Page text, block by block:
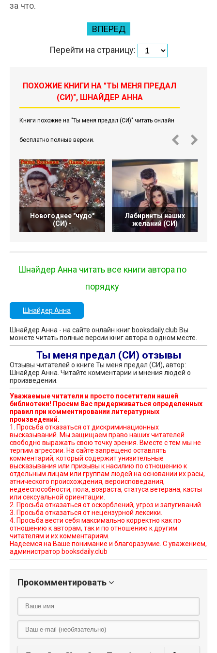
за что.
ВПЕРЕД
Перейти на страницу:
ПОХОЖИЕ КНИГИ НА "ТЫ МЕНЯ ПРЕДАЛ
(СИ)", ШНАЙДЕР АННА
Книги похожие на "Ты меня предал (СИ)" читать онлайн
бесплатно полные версии.
Новогоднее "чудо"
(СИ) -
Лабиринты наших
желаний (СИ)
Шнайдер Анна читать все книги автора по
порядку
Шнайдер Анна
Шнайдер Анна - на сайте онлайн книг booksdaily.club Вы
можете читать полные версии книг автора в одном месте.
Ты меня предал (СИ) отзывы
Отзывы читателей о книге Ты меня предал (СИ), автор:
Шнайдер Анна. Читайте комментарии и мнения людей о
произведении.
Уважаемые читатели и просто посетители нашей
библиотеки! Просим Вас придерживаться определенных
правил при комментировании литературных
произведений.
1. Просьба отказаться от дискриминационных
высказываний. Мы защищаем право наших читателей
свободно выражать свою точку зрения. Вместе с тем мы не
терпим агрессии. На сайте запрещено оставлять
комментарий, который содержит унизительные
высказывания или призывы к насилию по отношению к
отдельным лицам или группам людей на основании их расы,
этнического происхождения, вероисповедания,
недееспособности, пола, возраста, статуса ветерана, касты
или сексуальной ориентации.
2. Просьба отказаться от оскорблений, угроз и запугиваний.
3. Просьба отказаться от нецензурной лексики.
4. Просьба вести себя максимально корректно как по
отношению к авторам, так и по отношению к другим
читателям и их комментариям.
Надеемся на Ваше понимание и благоразумие. С уважением,
администратор booksdaily.club
Прокомментировать